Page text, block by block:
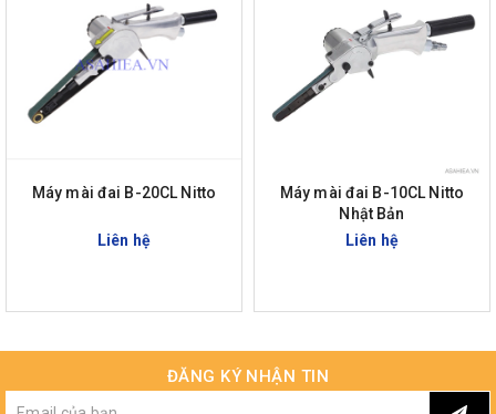
Máy mài đai B-20CL Nitto
Liên hệ
Máy mài đai B-10CL Nitto
Nhật Bản
Liên hệ
ĐĂNG KÝ NHẬN TIN